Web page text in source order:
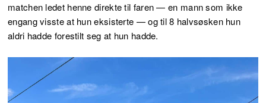
matchen ledet henne direkte til faren — en mann som ikke
engang visste at hun eksisterte — og til 8 halvsøsken hun
aldri hadde forestilt seg at hun hadde.